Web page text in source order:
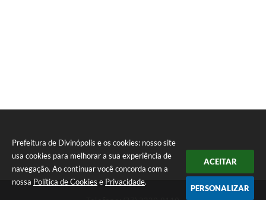
Prefeitura de Divinópolis e os cookies: nosso site
usa cookies para melhorar a sua experiência de
navegação. Ao continuar você concorda com a
nossa Política de Cookies e Privacidade.
ACEITAR
PERSONALIZAR